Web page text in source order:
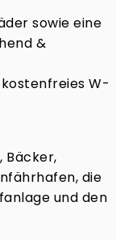
sowie eine
&
W-
Bäcker,
die
und den